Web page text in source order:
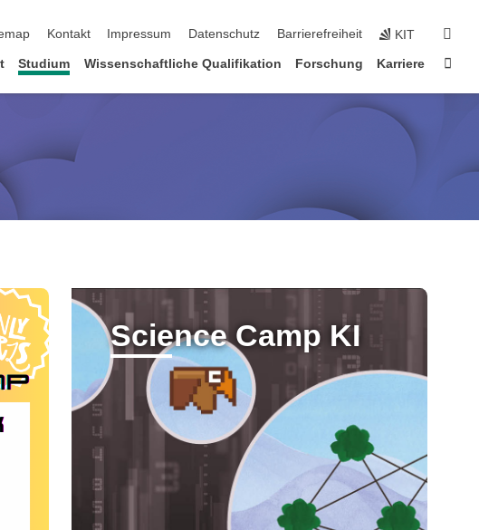
Kontakt Impressum Datenschutz Barrierefreiheit KIT
Studium Wissenschaftliche Qualifikation Forschung Karriere
Science Camp KI